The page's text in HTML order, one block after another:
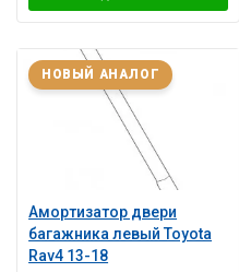
Амортизатор двери
багажника левый Toyota
Rav4 13-18
НОВЫЙ АНАЛОГ